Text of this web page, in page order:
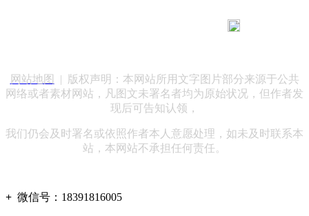
网站地图
| 版权声明：本网站所用文字图片部分来源于公共
网络或者素材网站，凡图文未署名者均为原始状况，但作者发
现后可告知认领，
我们仍会及时署名或依照作者本人意愿处理，如未及时联系本
站，本网站不承担任何责任。
+ 微信号： 18391816005